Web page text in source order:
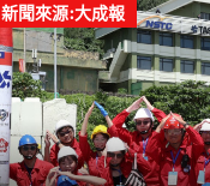
新聞來源:大成報